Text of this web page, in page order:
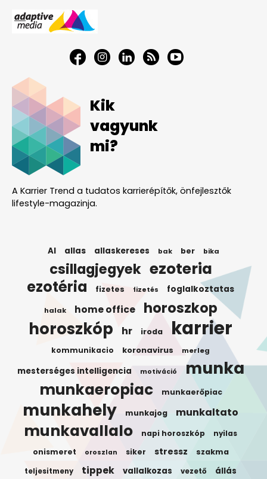
Kik
vagyunk
mi?
A Karrier Trend a tudatos karrierépítők, önfejlesztők
lifestyle-magazinja.
AI allas allaskereses bak ber bika
csillagjegyek ezoteria
ezotéria fizetes fizetés foglalkoztatas
halak home office horoszkop
horoszkóp hr iroda karrier
kommunikacio koronavirus merleg
mesterséges intelligencia motiváció munka
munkaeropiac munkaerőpiac
munkahely munkajog munkaltato
munkavallalo napi horoszkóp nyilas
onismeret oroszlan siker stressz szakma
teljesitmeny tippek vallalkozas vezető állás